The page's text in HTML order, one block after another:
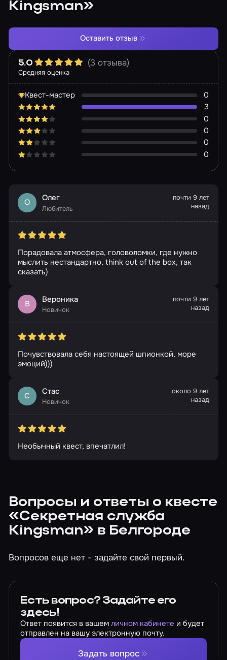
Kingsman»
Средняя оценка
5.0 (3 отзыва)
Квест-мастер
0
3
0
0
0
0
Оставить отзыв
О Олег
Любитель
почти 9 лет
назад
Порадовала атмосфера, головоломки, где нужно
мыслить нестандартно, think out of the box, так
сказать)
В Вероника
Новичок
почти 9 лет
назад
Почувствовала себя настоящей шпионкой, море
эмоций)))
С Стас
Новичок
около 9 лет
назад
Необычный квест, впечатлил!
Вопросы и ответы о квесте
«Секретная служба
Kingsman» в Белгороде
Вопросов еще нет - задайте свой первый.
Есть вопрос? Задайте его
здесь!
Ответ появится в вашемличном кабинете и будет
отправлен на вашу электронную почту.
Задать вопрос